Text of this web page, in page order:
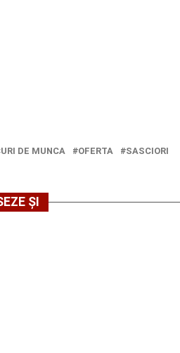
DE MUNCA OFERTA SASCIORI
ȘI